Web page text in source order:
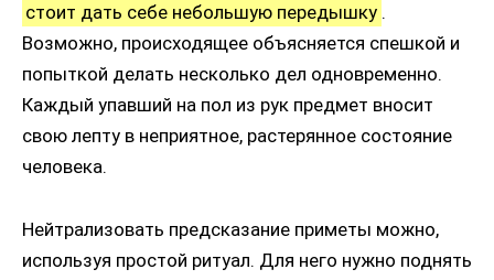
стоит дать себе небольшую передышку .
Возможно, происходящее объясняется спешкой и
попыткой делать несколько дел одновременно.
Каждый упавший на пол из рук предмет вносит
свою лепту в неприятное, растерянное состояние
человека.
Нейтрализовать предсказание приметы можно,
используя простой ритуал. Для него нужно поднять